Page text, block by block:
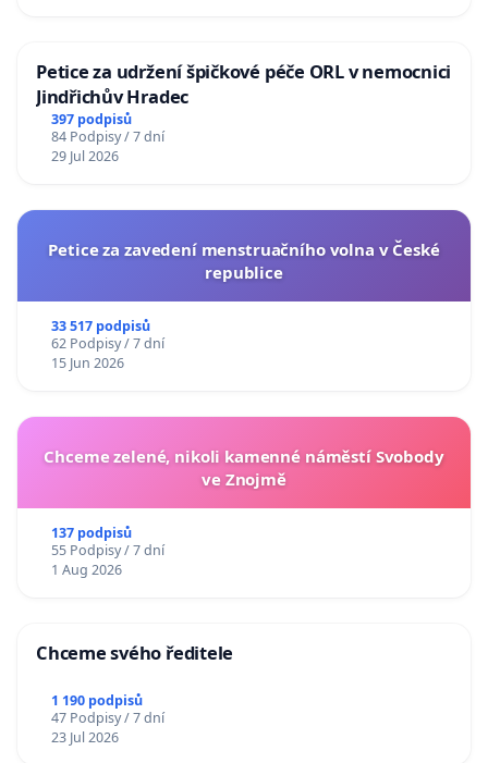
Petice za udržení špičkové péče ORL v nemocnici
Jindřichův Hradec
397 podpisů
84 Podpisy / 7 dní
29 Jul 2026
Petice za zavedení menstruačního volna v České
republice
33 517 podpisů
62 Podpisy / 7 dní
15 Jun 2026
Chceme zelené, nikoli kamenné náměstí Svobody
ve Znojmě
137 podpisů
55 Podpisy / 7 dní
1 Aug 2026
Chceme svého ředitele
1 190 podpisů
47 Podpisy / 7 dní
23 Jul 2026